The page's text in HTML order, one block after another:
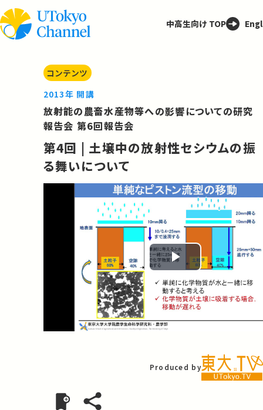
中高生向け TOP
コンテンツ
2013年 開講
放射能の農畜水産物等への影響についての研究
報告会 第6回報告会
第4回 | 土壌中の放射性セシウムの振
る舞いについて
Play
Video
Produced by